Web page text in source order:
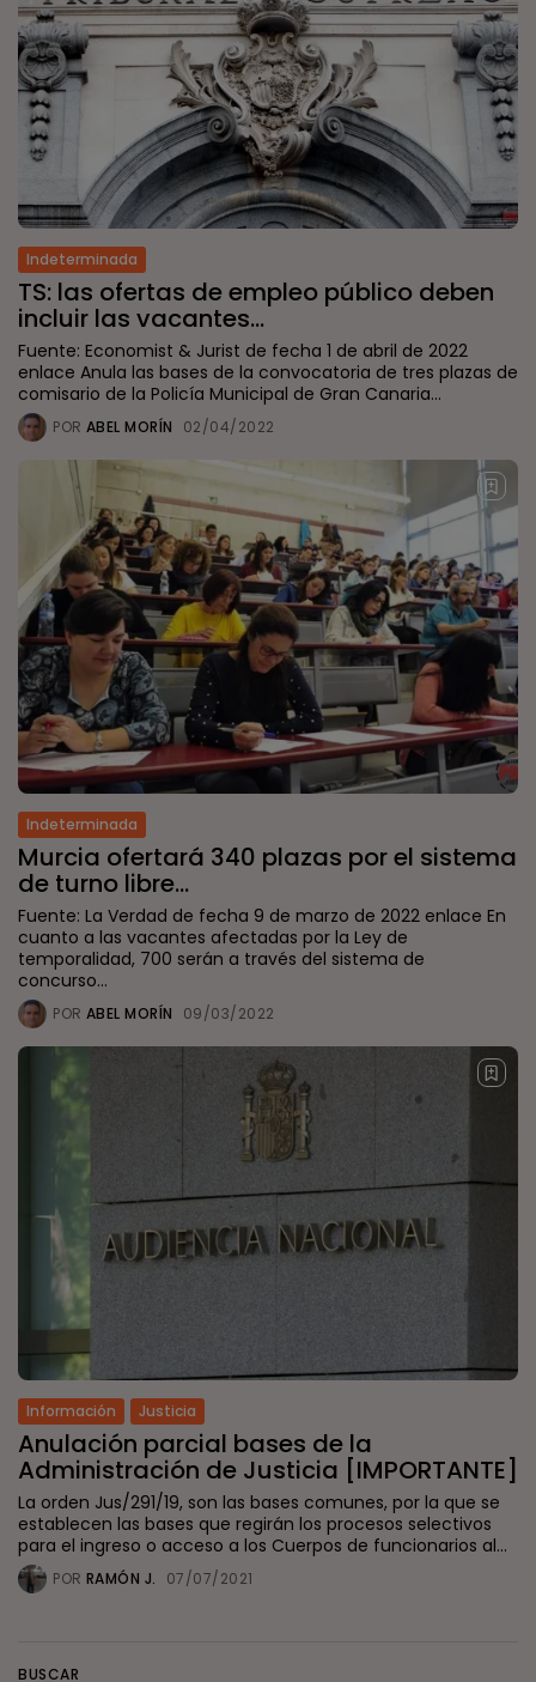
Indeterminada
TS: las ofertas de empleo público deben
incluir las vacantes...
Fuente: Economist & Jurist de fecha 1 de abril de 2022
enlace Anula las bases de la convocatoria de tres plazas de
comisario de la Policía Municipal de Gran Canaria...
POR ABEL MORÍN 02/04/2022
Indeterminada
Murcia ofertará 340 plazas por el sistema
de turno libre...
Fuente: La Verdad de fecha 9 de marzo de 2022 enlace En
cuanto a las vacantes afectadas por la Ley de
temporalidad, 700 serán a través del sistema de
concurso...
POR ABEL MORÍN 09/03/2022
Información Justicia
Anulación parcial bases de la
Administración de Justicia [IMPORTANTE]
La orden Jus/291/19, son las bases comunes, por la que se
establecen las bases que regirán los procesos selectivos
para el ingreso o acceso a los Cuerpos de funcionarios al...
POR RAMÓN J. 07/07/2021
BUSCAR